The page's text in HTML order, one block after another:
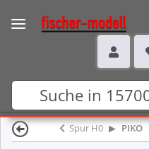
Spur H0 PIKO